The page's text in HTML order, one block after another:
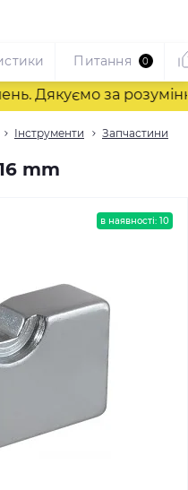
Дякуємо за
Інструменти Запчастини
mm
Питання 0
в наявності: 10